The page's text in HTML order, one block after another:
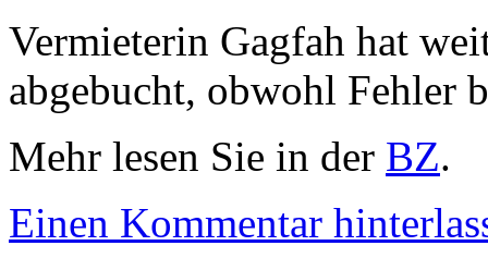
Vermieterin Gagfah hat
abgebucht, obwohl Fehler
Mehr lesen Sie in der BZ.
Einen Kommentar